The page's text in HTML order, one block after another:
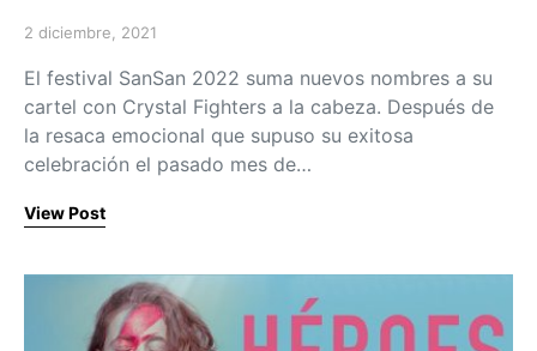
Posted on
2 diciembre, 2021
El festival SanSan 2022 suma nuevos nombres a su
cartel con Crystal Fighters a la cabeza. Después de
la resaca emocional que supuso su exitosa
celebración el pasado mes de…
View Post